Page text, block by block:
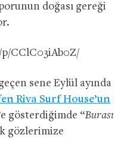
doğası gereği
CClC03iAb0Z/
sene Eylül ayında
Riva Surf House’un
gösterdiğimde “Burası
gözlerimize